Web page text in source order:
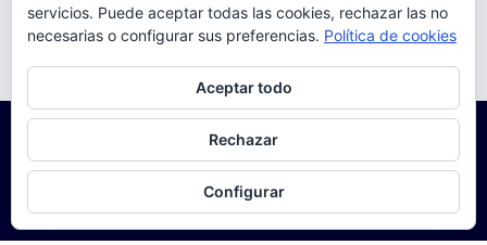
torrent al dia Ago 5, 2026
servicios. Puede aceptar todas las cookies, rechazar las no
necesarias o configurar sus preferencias. Política de cookies
Aceptar todo
Rechazar
Configurar
Para obtener más información, incluido cómo gestionar las cookies,